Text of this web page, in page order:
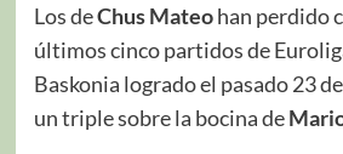
Los deChus Mateohan perdido
últimos cinco partidos de
Baskonia logrado el pasado 23
un triple sobre la bocina de